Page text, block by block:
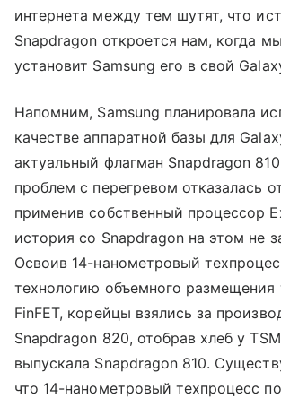
интернета между тем шутят, что
Snapdragon откроется нам, когда
установит Samsung его в свой
Напомним, Samsung планировала
качестве аппаратной базы для
актуальный флагман Snapdragon
проблем с перегревом отказалась
применив собственный процессор
история со Snapdragon на этом не
Освоив 14-нанометровый
технологию объемного размещения
FinFET, корейцы взялись за
Snapdragon 820, отобрав хлеб у
выпускала Snapdragon 810.
что 14-нанометровый техпроцесс